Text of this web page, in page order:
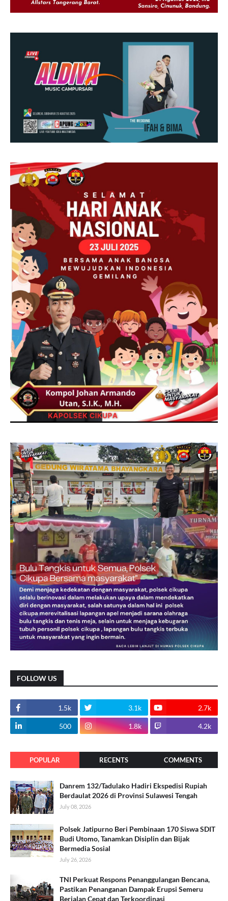
FOLLOW US
1.5k 3.1k 2.7k
500 1.8k 4.2k
POPULAR RECENTS COMMENTS
Danrem 132/Tadulako Hadiri Ekspedisi Rupiah
Berdaulat 2026 di Provinsi Sulawesi Tengah
July 08, 2026
Polsek Jatipurno Beri Pembinaan 170 Siswa SDIT
Budi Utomo, Tanamkan Disiplin dan Bijak
Bermedia Sosial
July 26, 2026
TNI Perkuat Respons Penanggulangan Bencana,
Pastikan Penanganan Dampak Erupsi Semeru
Berjalan Cepat dan Terkoordinasi